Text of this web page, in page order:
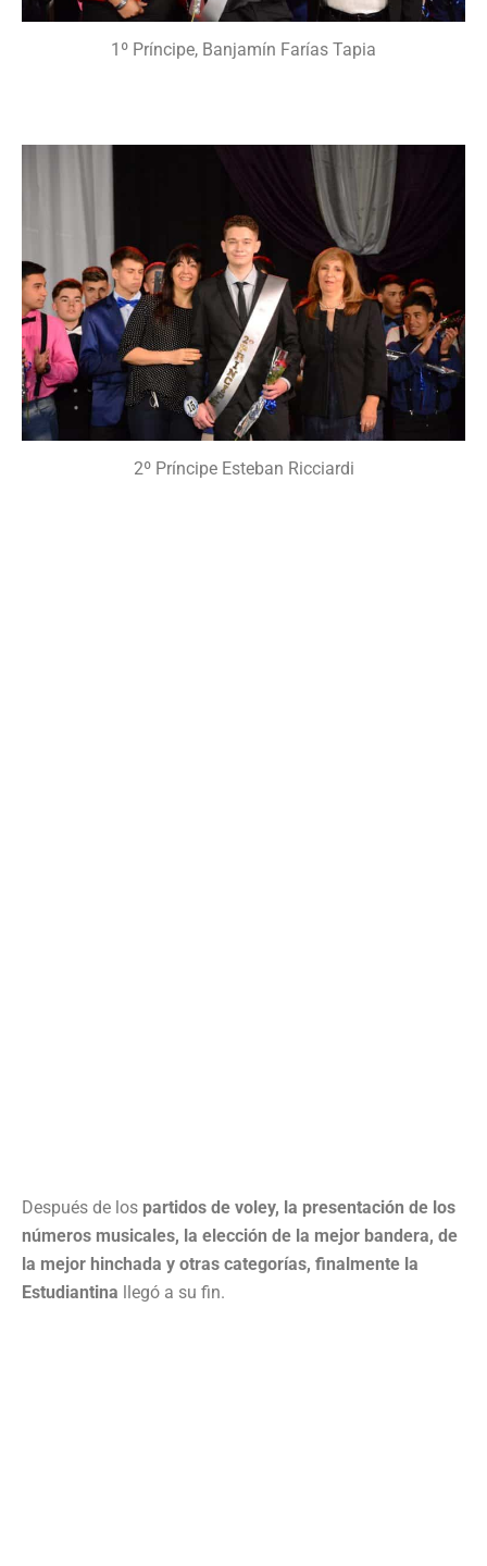
1º Príncipe, Banjamín Farías Tapia
2º Príncipe Esteban Ricciardi
Después de los partidos de voley, la presentación de los
números musicales, la elección de la mejor bandera, de
la mejor hinchada y otras categorías, finalmente la
Estudiantina llegó a su fin.